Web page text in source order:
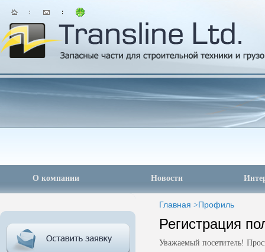
О компании Новости
Главная > Профиль
Регистрация
Уважаемый посетитель!